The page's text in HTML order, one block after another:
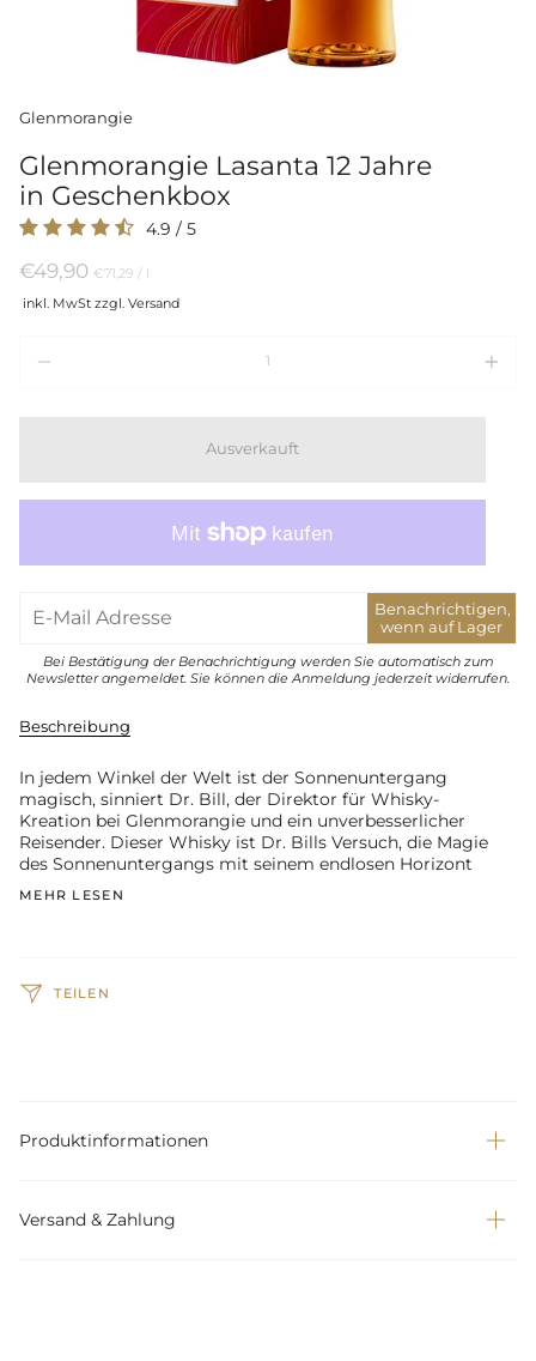
Glenmorangie
Glenmorangie Lasanta 12 Jahre
in Geschenkbox
4.9 / 5
€49,90 Preis
Einheit
€71,29 /per
l
inkl. MwSt zzgl. Versand
Ausverkauft
Benachrichtigen,
wenn auf Lager
Bei Bestätigung der Benachrichtigung werden Sie automatisch zum
Newsletter angemeldet. Sie können die Anmeldung jederzeit widerrufen.
Beschreibung
In jedem Winkel der Welt ist der Sonnenuntergang
magisch, sinniert Dr. Bill, der Direktor für Whisky-
Kreation bei Glenmorangie und ein unverbesserlicher
Reisender. Dieser Whisky ist Dr. Bills Versuch, die Magie
des Sonnenuntergangs mit seinem endlosen Horizont
MEHR LESEN
TEILEN
Produktinformationen
Versand & Zahlung